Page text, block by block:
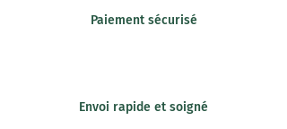
Paiement sécurisé
Envoi rapide et soigné